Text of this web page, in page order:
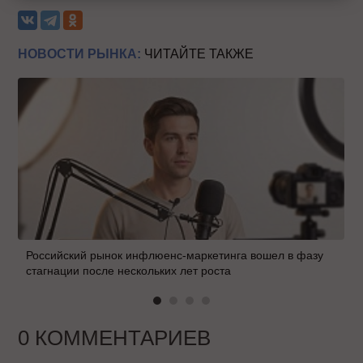
НОВОСТИ РЫНКА: ЧИТАЙТЕ ТАКЖЕ
Российский рынок инфлюенс-маркетинга вошел в фазу
стагнации после нескольких лет роста
0 КОММЕНТАРИЕВ